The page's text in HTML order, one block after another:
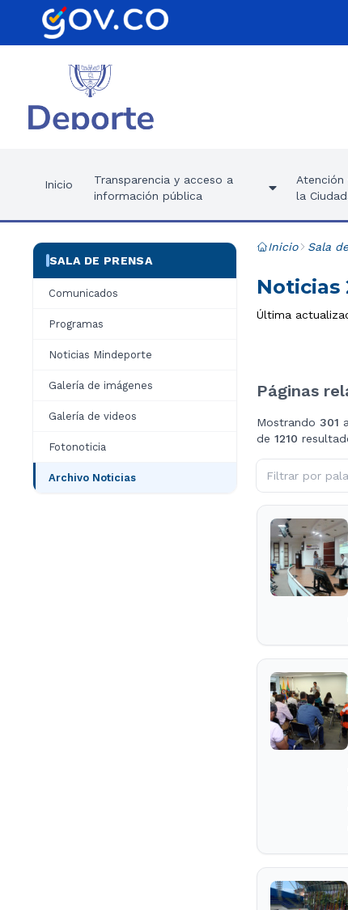
Inicio
Transparencia y acceso a
información pública
Atención
la
SALA DE PRENSA
Comunicados
Programas
Noticias Mindeporte
Galería de imágenes
Galería de videos
Fotonoticia
Archivo Noticias
Inicio Sala
Noticias
Última
Páginas
Mostrando 301 a
de 1210